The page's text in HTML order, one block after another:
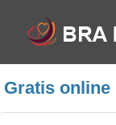
Gratis